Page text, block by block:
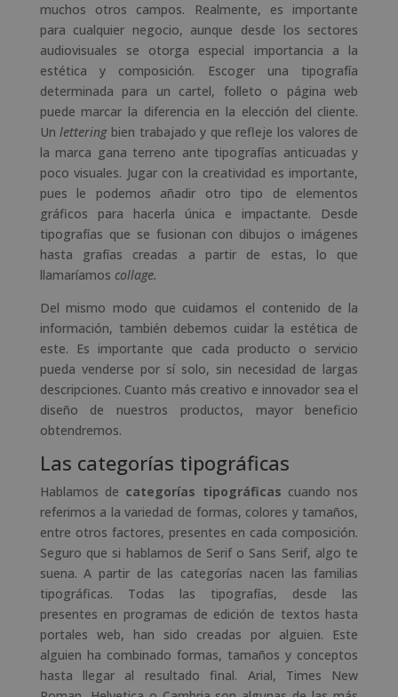
muchos otros campos. Realmente, es importante
para cualquier negocio, aunque desde los sectores
audiovisuales se otorga especial importancia a la
estética y composición. Escoger una tipografía
determinada para un cartel, folleto o página web
puede marcar la diferencia en la elección del cliente.
Unlettering bien trabajado y que refleje los valores de
la marca gana terreno ante tipografías anticuadas y
poco visuales. Jugar con la creatividad es importante,
pues le podemos añadir otro tipo de elementos
gráficos para hacerla única e impactante. Desde
tipografías que se fusionan con dibujos o imágenes
hasta grafías creadas a partir de estas, lo que
llamaríamos collage.
Del mismo modo que cuidamos el contenido de la
información, también debemos cuidar la estética de
este. Es importante que cada producto o servicio
pueda venderse por sí solo, sin necesidad de largas
descripciones. Cuanto más creativo e innovador sea el
diseño de nuestros productos, mayor beneficio
obtendremos.
Las categorías tipográficas
Hablamos de categorías tipográficas cuando nos
referimos a la variedad de formas, colores y tamaños,
entre otros factores, presentes en cada composición.
Seguro que si hablamos de Serif o Sans Serif, algo te
suena. A partir de las categorías nacen las familias
tipográficas. Todas las tipografías, desde las
presentes en programas de edición de textos hasta
portales web, han sido creadas por alguien. Este
alguien ha combinado formas, tamaños y conceptos
hasta llegar al resultado final. Arial, Times New